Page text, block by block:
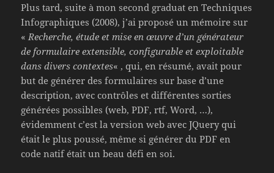
Plus tard, suite à mon second graduat en Techniques
Infographiques (2008), j’ai proposé un mémoire sur
« Recherche, étude et mise en œuvre d’un générateur
de formulaire extensible, configurable et exploitable
dans divers contextes« , qui, en résumé, avait pour
but de générer des formulaires sur base d’une
description, avec contrôles et différentes sorties
générées possibles (web, PDF, rtf, Word, …),
évidemment c’est la version web avec JQuery qui
était le plus poussé, même si générer du PDF en
code natif était un beau défi en soi.